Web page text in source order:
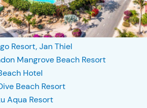
Resort, Jan Thiel
Mangrove Beach Resort
Hotel
Beach Resort
Aqua Resort